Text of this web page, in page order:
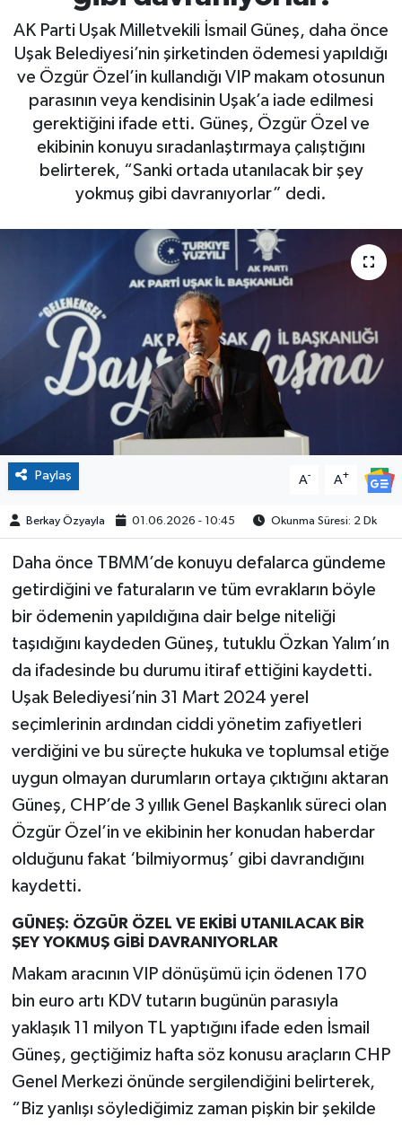
AK Parti Uşak Milletvekili İsmail Güneş, daha önce
Uşak Belediyesi’nin şirketinden ödemesi yapıldığı
ve Özgür Özel’in kullandığı VIP makam otosunun
parasının veya kendisinin Uşak’a iade edilmesi
gerektiğini ifade etti. Güneş, Özgür Özel ve
ekibinin konuyu sıradanlaştırmaya çalıştığını
belirterek, “Sanki ortada utanılacak bir şey
yokmuş gibi davranıyorlar” dedi.
Paylaş A- A+
Berkay Özyayla 01.06.2026 - 10:45 Okunma Süresi: 2 Dk
Daha önce TBMM’de konuyu defalarca gündeme
getirdiğini ve faturaların ve tüm evrakların böyle
bir ödemenin yapıldığına dair belge niteliği
taşıdığını kaydeden Güneş, tutuklu Özkan Yalım’ın
da ifadesinde bu durumu itiraf ettiğini kaydetti.
Uşak Belediyesi’nin 31 Mart 2024 yerel
seçimlerinin ardından ciddi yönetim zafiyetleri
verdiğini ve bu süreçte hukuka ve toplumsal etiğe
uygun olmayan durumların ortaya çıktığını aktaran
Güneş, CHP’de 3 yıllık Genel Başkanlık süreci olan
Özgür Özel’in ve ekibinin her konudan haberdar
olduğunu fakat ‘bilmiyormuş’ gibi davrandığını
kaydetti.
GÜNEŞ: ÖZGÜR ÖZEL VE EKİBİ UTANILACAK BİR
ŞEY YOKMUŞ GİBİ DAVRANIYORLAR
Makam aracının VIP dönüşümü için ödenen 170
bin euro artı KDV tutarın bugünün parasıyla
yaklaşık 11 milyon TL yaptığını ifade eden İsmail
Güneş, geçtiğimiz hafta söz konusu araçların CHP
Genel Merkezi önünde sergilendiğini belirterek,
“Biz yanlışı söylediğimiz zaman pişkin bir şekilde